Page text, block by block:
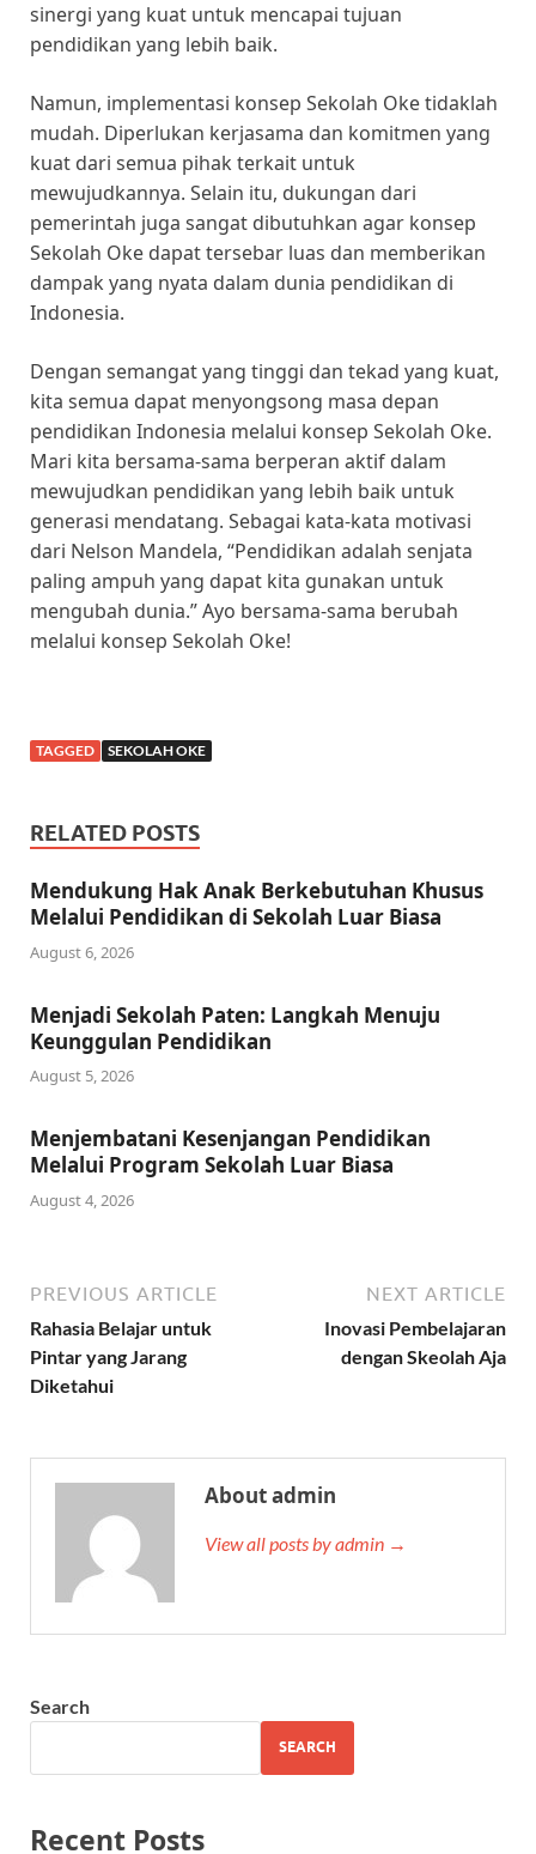
sinergi yang kuat untuk mencapai tujuan
pendidikan yang lebih baik.
Namun, implementasi konsep Sekolah Oke tidaklah
mudah. Diperlukan kerjasama dan komitmen yang
kuat dari semua pihak terkait untuk
mewujudkannya. Selain itu, dukungan dari
pemerintah juga sangat dibutuhkan agar konsep
Sekolah Oke dapat tersebar luas dan memberikan
dampak yang nyata dalam dunia pendidikan di
Indonesia.
Dengan semangat yang tinggi dan tekad yang kuat,
kita semua dapat menyongsong masa depan
pendidikan Indonesia melalui konsep Sekolah Oke.
Mari kita bersama-sama berperan aktif dalam
mewujudkan pendidikan yang lebih baik untuk
generasi mendatang. Sebagai kata-kata motivasi
dari Nelson Mandela, “Pendidikan adalah senjata
paling ampuh yang dapat kita gunakan untuk
mengubah dunia.” Ayo bersama-sama berubah
melalui konsep Sekolah Oke!
TAGGED SEKOLAH OKE
RELATED POSTS
Mendukung Hak Anak Berkebutuhan Khusus
Melalui Pendidikan di Sekolah Luar Biasa
August 6, 2026
Menjadi Sekolah Paten: Langkah Menuju
Keunggulan Pendidikan
August 5, 2026
Menjembatani Kesenjangan Pendidikan
Melalui Program Sekolah Luar Biasa
August 4, 2026
PREVIOUS ARTICLE
Rahasia Belajar untuk
Pintar yang Jarang
Diketahui
NEXT ARTICLE
Inovasi Pembelajaran
dengan Skeolah Aja
About admin
View all posts by admin →
Search
SEARCH
Recent Posts